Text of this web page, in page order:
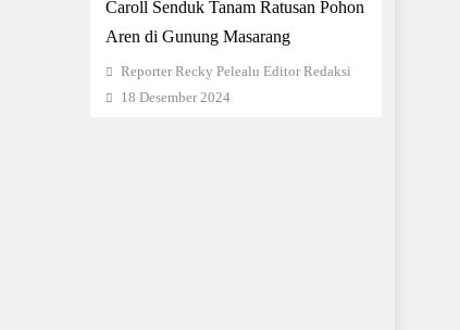
Caroll Senduk Tanam Ratusan Pohon
Aren di Gunung Masarang
Reporter Recky Pelealu Editor Redaksi
18 Desember 2024